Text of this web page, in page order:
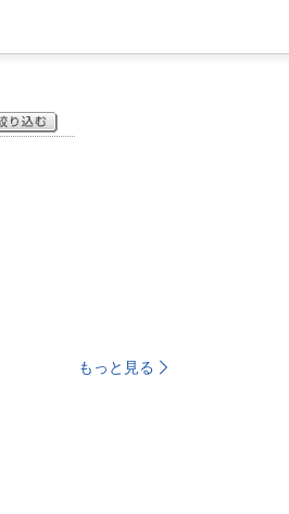
もっと見る